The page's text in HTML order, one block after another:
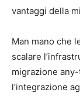
vantaggi della
Man mano che
scalare
migrazione
l’integrazione